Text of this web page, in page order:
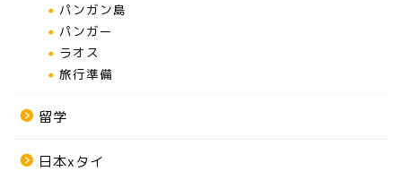
パンガン島
パンガー
ラオス
旅行準備
留学
日本xタイ